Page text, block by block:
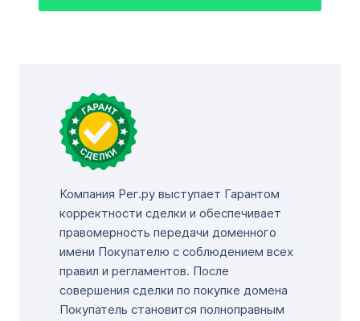
Компания Рег.ру выступает Гарантом
корректности сделки и обеспечивает
правомерность передачи доменного
имени Покупателю с соблюдением всех
правил и регламентов. После
совершения сделки по покупке домена
Покупатель становится полноправным